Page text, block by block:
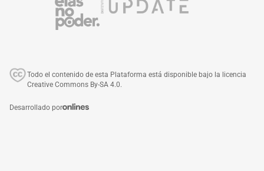
Todo el contenido de esta Plataforma está disponible bajo la licencia
Creative Commons By-SA 4.0.
Desarrollado por